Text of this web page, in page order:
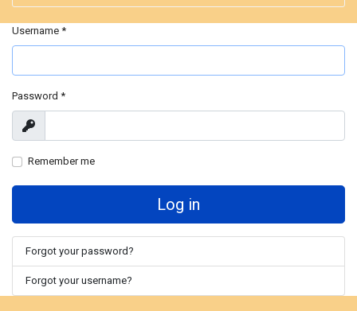
Username *
Password *
Show
Remember me
Log in
Forgot your password?
Forgot your username?